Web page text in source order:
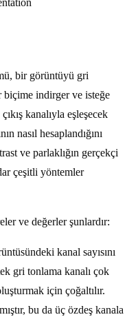
bir görüntüyü gri
biçime indirger ve isteğe
kanalıyla eşleşecek
nasıl hesaplandığını
ve parlaklığın gerçekçi
çeşitli yöntemler
ve değerler şunlardır:
kanal sayısını
gri tonlama kanalı çok
için çoğaltılır.
bu da üç özdeş kanala